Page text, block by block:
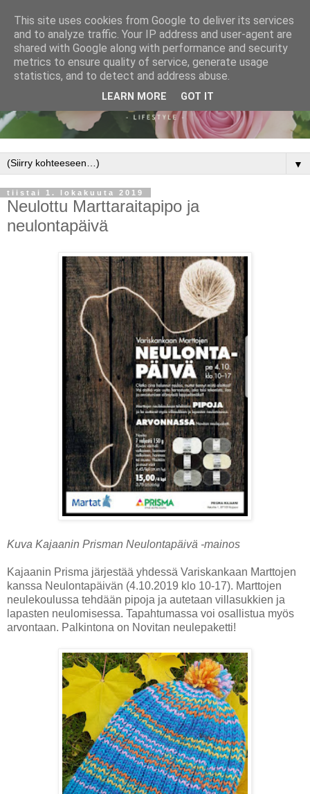
▼
tiistai 1. lokakuuta 2019
Neulottu Marttaraitapipo ja
neulontapäivä
Kuva Kajaanin Prisman Neulontapäivä -mainos
Kajaanin Prisma järjestää yhdessä Variskankaan Marttojen
kanssa Neulontapäivän (4.10.2019 klo 10-17). Marttojen
neulekoulussa tehdään pipoja ja autetaan villasukkien ja
lapasten neulomisessa. Tapahtumassa voi osallistua myös
arvontaan. Palkintona on Novitan neulepaketti!
This site uses cookies from Google to deliver its services
and to analyze traffic. Your IP address and user-agent are
shared with Google along with performance and security
metrics to ensure quality of service, generate usage
statistics, and to detect and address abuse.
LEARN MORE GOT IT